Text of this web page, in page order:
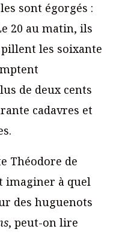
sont égorgés :
20 au matin, ils
les soixante
de deux cents
cadavres et
Théodore de
imaginer à quel
des huguenots
, peut-on lire